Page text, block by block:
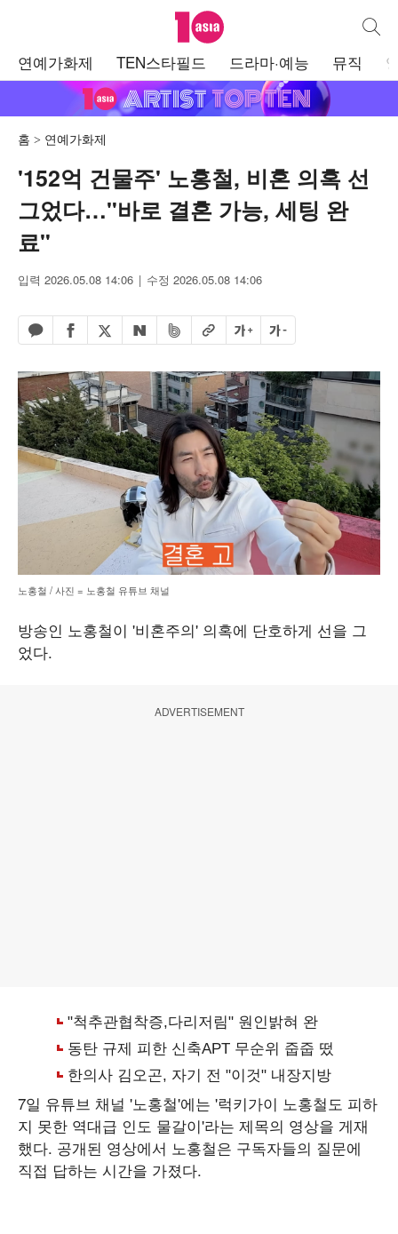
텐아시아 통합
연예가화제 TEN스타필드 드라마·예능 뮤직
홈 연예가화제
'152억 건물주' 노홍철, 비혼 의혹 선
그었다…"바로 결혼 가능, 세팅 완
료"
입력 2026.05.08 14:06 수정 2026.05.08 14:06
카카오톡 공유하기
페이스북 공유하기
엑스 공유하기
네이버 공유하기
밴드 공유하기
URL복사글자 크게글자 작게
노홍철 / 사진 = 노홍철 유튜브 채널
방송인 노홍철이 '비혼주의' 의혹에 단호하게 선을 그
었다.
ADVERTISEMENT
7일 유튜브 채널 '노홍철'에는 '럭키가이 노홍철도 피하
지 못한 역대급 인도 물갈이'라는 제목의 영상을 게재
했다. 공개된 영상에서 노홍철은 구독자들의 질문에
직접 답하는 시간을 가졌다.